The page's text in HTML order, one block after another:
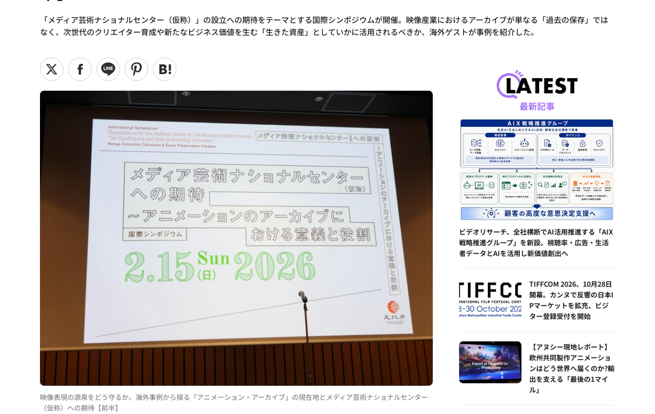
「メディア芸術ナショナルセンター（仮称）」の設立への期待をテーマとする国際シンポジウムが開催。映像産業におけるアーカイブが単なる「過去の保存」では
なく、次世代のクリエイター育成や新たなビジネス価値を生む「生きた資産」としていかに活用されるべきか、海外ゲストが事例を紹介した。
映像表現の源泉をどう守るか。海外事例から探る「アニメーション・アーカイブ」の現在地とメディア芸術ナショナルセンター
（仮称）への期待【前半】
最新記事
ビデオリサーチ、全社横断でAI活用推進する「AIX
戦略推進グループ」を新設。視聴率・広告・生活
者データとAIを活用し新価値創出へ
TIFFCOM 2026、10月28日
開幕。カンヌで反響の日本I
Pマーケットを拡充、ビジ
ター登録受付を開始
【アヌシー現地レポート】
欧州共同製作アニメーショ
ンはどう世界へ届くのか?輸
出を支える「最後の1マイ
ル」